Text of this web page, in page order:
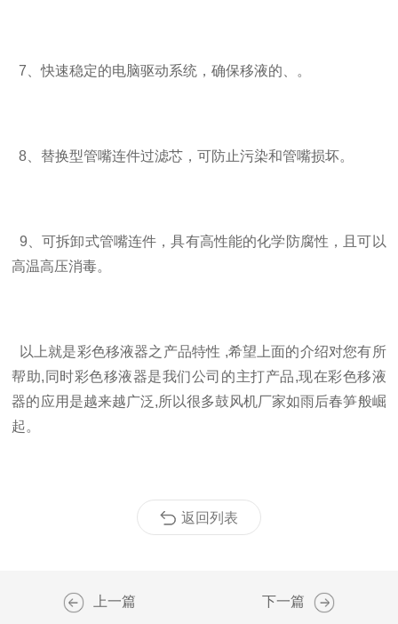
7、快速稳定的电脑驱动系统，确保移液的、。
8、替换型管嘴连件过滤芯，可防止污染和管嘴损坏。
9、可拆卸式管嘴连件，具有高性能的化学防腐性，且可以
高温高压消毒。
以上就是彩色移液器之产品特性 ,希望上面的介绍对您有所
帮助,同时彩色移液器是我们公司的主打产品,现在彩色移液
器的应用是越来越广泛,所以很多鼓风机厂家如雨后春笋般崛
起。
返回列表
上一篇 下一篇